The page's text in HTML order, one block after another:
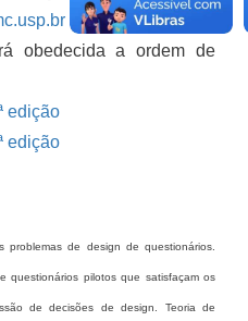
até 2 de maio. São
obedecida a ordem de
edição
edição
problemas de design de questionários.
questionários pilotos que satisfaçam os
de decisões de design. Teoria de